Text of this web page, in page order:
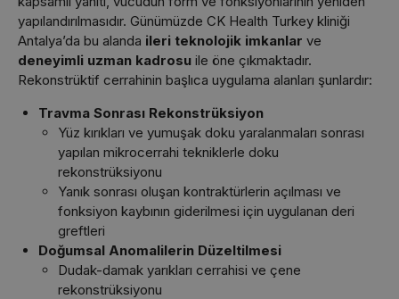
yapılandırılmasıdır. Günümüzde CK Health Turkey kliniği
Antalya’da bu alanda ileri teknolojik imkanlar ve
deneyimli uzman kadrosu ile öne çıkmaktadır.
Rekonstrüktif cerrahinin başlıca uygulama alanları şunlardır:
Travma Sonrası Rekonstrüksiyon
Yüz kırıkları ve yumuşak doku yaralanmaları sonrası
yapılan mikrocerrahi tekniklerle doku
rekonstrüksiyonu
Yanık sonrası oluşan kontraktürlerin açılması ve
fonksiyon kaybının giderilmesi için uygulanan deri
greftleri
Doğumsal Anomalilerin Düzeltilmesi
Dudak-damak yarıkları cerrahisi ve çene
rekonstrüksiyonu